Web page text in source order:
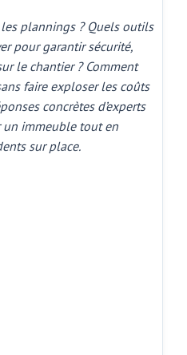
plannings ? Quels outils
pour garantir sécurité,
le chantier ? Comment
faire exploser les coûts
concrètes d’experts
immeuble tout en
sur place.